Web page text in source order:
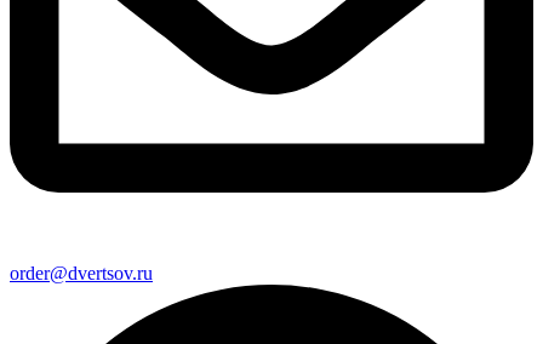
order@dvertsov.ru